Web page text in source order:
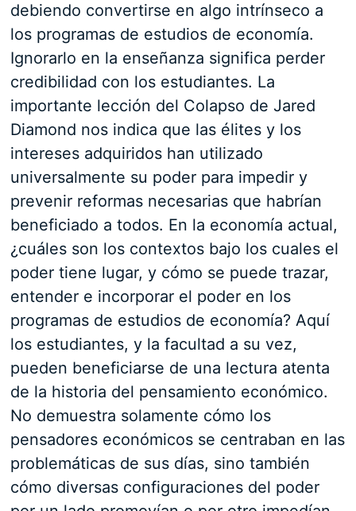
debiendo convertirse en algo intrínseco a
los programas de estudios de economía.
Ignorarlo en la enseñanza significa perder
credibilidad con los estudiantes. La
importante lección del Colapso de Jared
Diamond nos indica que las élites y los
intereses adquiridos han utilizado
universalmente su poder para impedir y
prevenir reformas necesarias que habrían
beneficiado a todos. En la economía actual,
¿cuáles son los contextos bajo los cuales el
poder tiene lugar, y cómo se puede trazar,
entender e incorporar el poder en los
programas de estudios de economía? Aquí
los estudiantes, y la facultad a su vez,
pueden beneficiarse de una lectura atenta
de la historia del pensamiento económico.
No demuestra solamente cómo los
pensadores económicos se centraban en las
problemáticas de sus días, sino también
cómo diversas configuraciones del poder